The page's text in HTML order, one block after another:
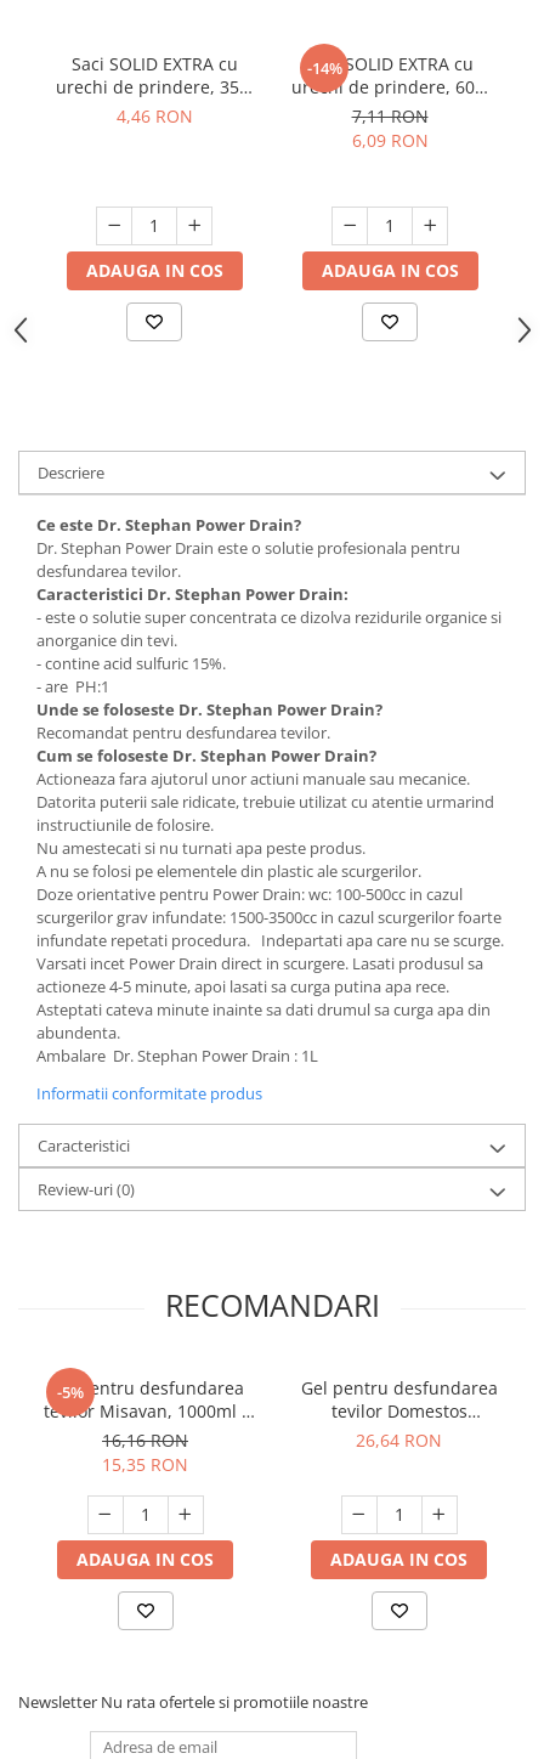
Tacamuri si seturi
Taietoare manuale
Tirbusoane si dopuri
Tocatoare de bucatarie
Ustensile ornare prajituri
Uscatoare de rufe
Saci SOLID EXTRA cu
urechi de prindere, 35L,
negru, 15 buc./rola
4,46 RON
ADAUGA IN COS
-14%
Saci SOLID EXTRA cu
urechi de prindere, 60L,
negru, 10 buc./rola
7,11 RON
6,09 RON
ADAUGA IN COS
Descriere
Ce este Dr. Stephan Power Drain?
Dr. Stephan Power Drain este o solutie profesionala pentru
desfundarea tevilor.
Caracteristici Dr. Stephan Power Drain:
- este o solutie super concentrata ce dizolva rezidurile organice si
anorganice din tevi.
- contine acid sulfuric 15%.
- are PH:1
Unde se foloseste Dr. Stephan Power Drain?
Recomandat pentru desfundarea tevilor.
Cum se foloseste Dr. Stephan Power Drain?
Actioneaza fara ajutorul unor actiuni manuale sau mecanice.
Datorita puterii sale ridicate, trebuie utilizat cu atentie urmarind
instructiunile de folosire.
Nu amestecati si nu turnati apa peste produs.
A nu se folosi pe elementele din plastic ale scurgerilor.
Doze orientative pentru Power Drain: wc: 100-500cc in cazul
scurgerilor grav infundate: 1500-3500cc in cazul scurgerilor foarte
infundate repetati procedura. Indepartati apa care nu se scurge.
Varsati incet Power Drain direct in scurgere. Lasati produsul sa
actioneze 4-5 minute, apoi lasati sa curga putina apa rece.
Asteptati cateva minute inainte sa dati drumul sa curga apa din
abundenta.
Ambalare Dr. Stephan Power Drain : 1L
Informatii conformitate produs
Caracteristici
Review-uri(0)
RECOMANDARI
-5%
Gel pentru desfundarea
tevilor Misavan, 1000ml -
30905
16,16 RON
15,35 RON
ADAUGA IN COS
Gel pentru desfundarea
tevilor Domestos
Professional, 1L
26,64 RON
ADAUGA IN COS
Newsletter Nu rata ofertele si promotiile noastre